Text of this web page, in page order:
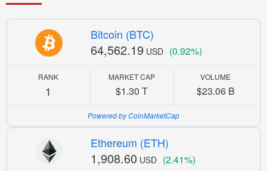
Bitcoin (BTC)
64,562.19 USD (0.92%)
RANK
1
MARKET CAP
$1.30 T
VOLUME
$23.06 B
Powered by CoinMarketCap
Ethereum (ETH)
1,908.60 USD (2.41%)